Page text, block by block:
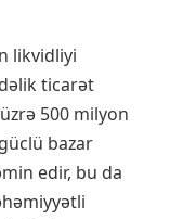
likvidliyi
ticarət
500 milyon
bazar
edir, bu da